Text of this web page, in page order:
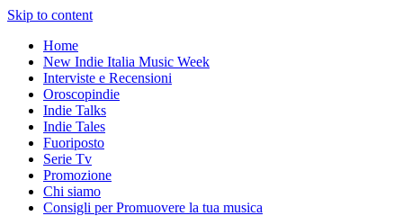
Skip to content
Home
New Indie Italia Music Week
Interviste e Recensioni
Oroscopindie
Indie Talks
Indie Tales
Fuoriposto
Serie Tv
Promozione
Chi siamo
Consigli per Promuovere la tua musica